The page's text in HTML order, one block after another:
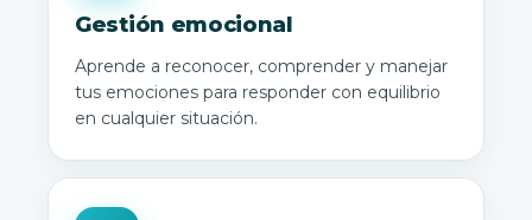
Gestión emocional
Aprende a reconocer, comprender y manejar
tus emociones para responder con equilibrio
en cualquier situación.